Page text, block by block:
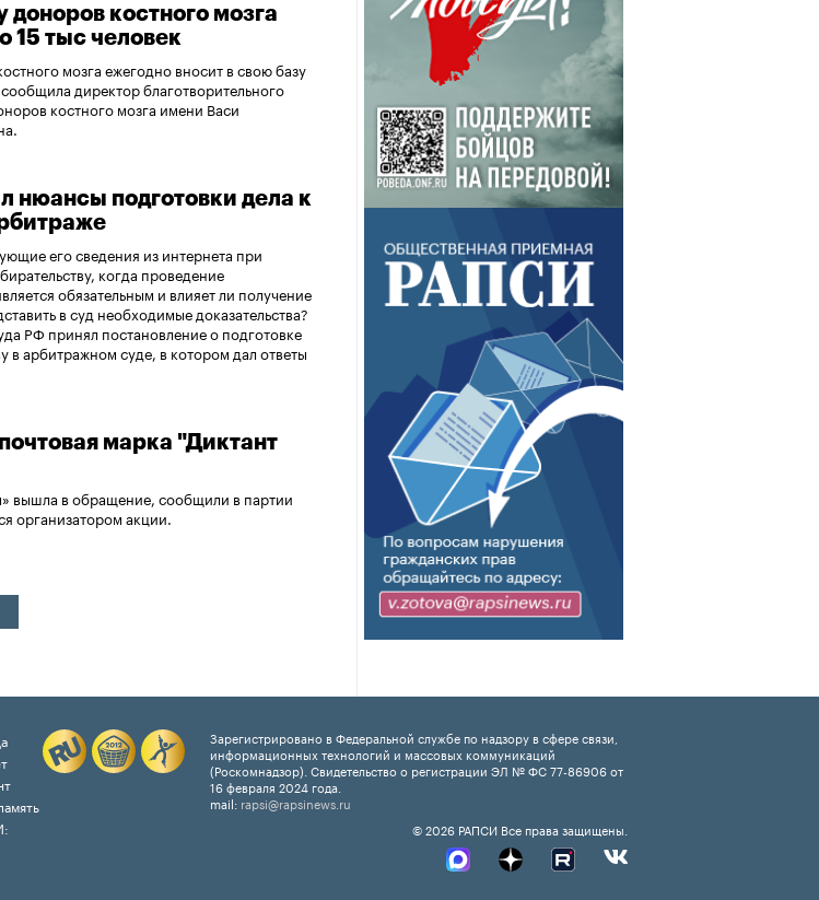
доноров костного мозга
15 тыс человек
мозга ежегодно вносит в свою базу
директор благотворительного
костного мозга имени Васи
нюансы подготовки дела к
его сведения из интернета при
когда проведение
обязательным и влияет ли получение
в суд необходимые доказательства?
РФ принял постановление о подготовке
в арбитражном суде, в котором дал ответы
марка "Диктант
вышла в обращение, сообщили в партии
организатором акции.
Зарегистрировано в Федеральной службе по надзору в сфере связи,
информационных технологий и массовых коммуникаций
(Роскомнадзор). Свидетельство о регистрации ЭЛ № ФС 77-86906 от
16 февраля 2024 года.
mail: rapsi@rapsinews.ru
© 2026 РАПСИ Все права защищены.